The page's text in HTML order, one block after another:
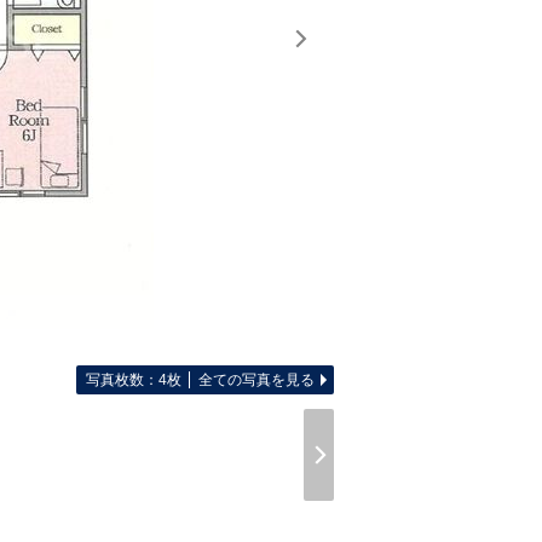
写真枚数：4枚 全ての写真を見る